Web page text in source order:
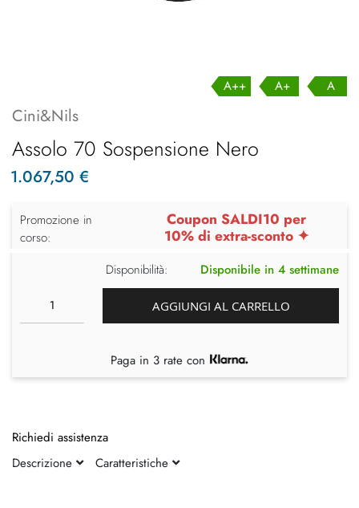
A++ A+ A
Cini&Nils
Assolo 70 Sospensione Nero
1.067,50 €
Promozione in
corso:
Coupon SALDI10 per
10% di extra-sconto ✦
Disponibilità: Disponibile in 4 settimane
AGGIUNGI AL CARRELLO
Paga in 3 rate con
Richiedi assistenza
Descrizione
Caratteristiche